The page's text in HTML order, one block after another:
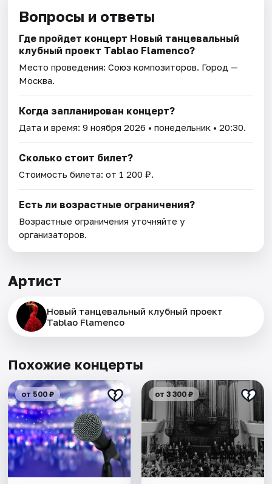
Вопросы и ответы
Где пройдет концерт Новый танцевальный
клубный проект Tablao Flamenсo?
Место проведения:Союз композиторов. Город —
Москва.
Когда запланирован концерт?
Дата и время:9 ноября 2026 • понедельник • 20:30.
Сколько стоит билет?
Стоимость билета: от 1 200 ₽.
Есть ли возрастные ограничения?
Возрастные ограничения уточняйте у
организаторов.
Артист
Новый танцевальный клубный проект
Tablao Flamenсo
Похожие концерты
от 500 ₽ от 3 300 ₽